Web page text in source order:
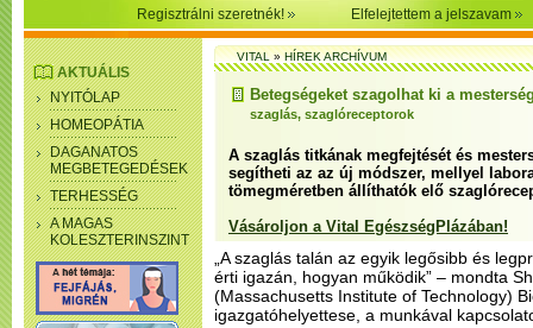
Regisztrálni szeretnék!
Elfelejtettem a jelszavam
AKTUÁLIS
NYITÓLAP
HOMEOPÁTIA
DAGANATOS
MEGBETEGEDÉSEK
TERHESSÉG
A MAGAS
KOLESZTERINSZINT
VITAL»HÍREK ARCHÍVUM
Betegségeket szagolhat ki a
szaglás, szaglóreceptorok
A szaglás titkának megfejtését és
segítheti az az új módszer, mellyel
tömegméretben állíthatók elő
Vásároljon a Vital EgészségPlázában!
„A szaglás talán az egyik legősibb és
érti igazán, hogyan működik” – mondta
(Massachusetts Institute of Technology)
igazgatóhelyettese, a munkával